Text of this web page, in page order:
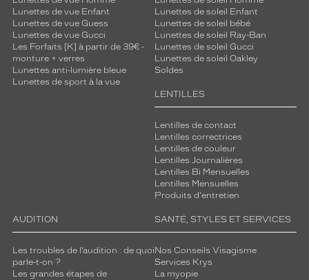
Lunettes de vue Enfant
Lunettes de vue Guess
Lunettes de vue Gucci
Les Forfaits [K] à partir de 39€ -
monture + verres
Lunettes anti-lumière bleue
Lunettes de sport à la vue
Lunettes de soleil Enfant
Lunettes de soleil bébé
Lunettes de soleil Ray-Ban
Lunettes de soleil Gucci
Lunettes de soleil Oakley
Soldes
LENTILLES
Lentilles de contact
Lentilles correctrices
Lentilles de couleur
Lentilles Journalières
Lentilles Bi Mensuelles
Lentilles Mensuelles
Produits d'entretien
AUDITION
Les troubles de l’audition : de quoi
parle-t-on ?
Les grandes étapes de
SANTÉ, STYLES ET SERVICES
Nos Conseils Visagisme
Services Krys
La myopie